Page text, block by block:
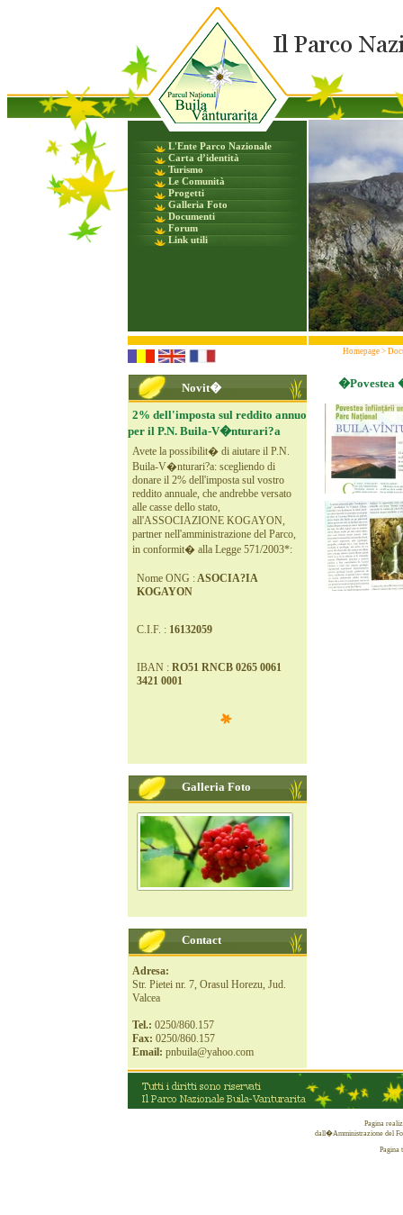
L'Ente Parco Nazionale
Carta d’identità
Turismo
Le Comunità
Progetti
Galleria Foto
Documenti
Forum
Link utili
Novit�
2% dell'imposta sul reddito annuo
per il P.N. Buila-V�nturari?a
Avete la possibilit� di aiutare il P.N.
Buila-V�nturari?a: scegliendo di
donare il 2% dell'imposta sul vostro
reddito annuale, che andrebbe versato
alle casse dello stato,
all'ASSOCIAZIONE KOGAYON,
partner nell'amministrazione del Parco,
in conformit� alla Legge 571/2003*:
Nome ONG : ASOCIA?IA
KOGAYON
C.I.F. : 16132059
IBAN : RO51 RNCB 0265 0061
3421 0001
Galleria Foto
Contact
Adresa:
Str. Pietei nr. 7, Orasul Horezu, Jud.
Valcea
Tel.: 0250/860.157
Fax: 0250/860.157
Email: pnbuila@yahoo.com
Homepage >
�Povestea
Pagina
dall�Amministrazione del
Pagina